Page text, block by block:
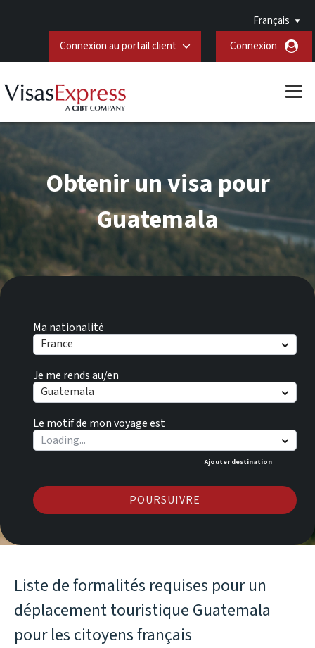
Français
Connexion au portail client
Connexion
Ma nationalité
France
Je me rends au/en
Guatemala
Le motif de mon voyage est
Ajouter destination
POURSUIVRE
Obtenir un visa pour
Guatemala
Liste de formalités requises pour un
déplacement touristique Guatemala
pour les citoyens français